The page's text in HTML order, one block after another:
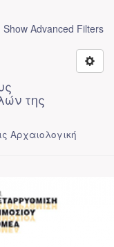
Show Advanced Filters
της
Αρχαιολογική